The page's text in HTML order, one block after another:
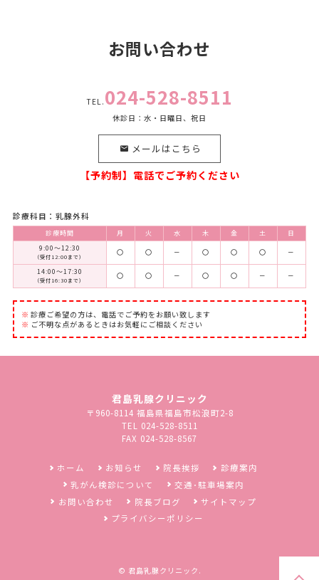
お問い合わせ
TEL. 024-528-8511
休診日：水・日曜日、祝日
メールはこちら
【予約制】電話でご予約ください
診療科目：乳腺外科
診療時間 月 火 水 木 金 土
日
9:00～12:30
（受付12:00まで） 〇 〇 － 〇 〇 〇 －
14:00～17:30
（受付16:30まで） 〇 〇 － 〇 〇 － －
診療ご希望の方は、電話でご予約をお願い致します
ご不明な点があるときはお気軽にご相談ください
君島乳腺クリニック
〒960-8114 福島県福島市松浪町2-8
TEL 024-528-8511
FAX 024-528-8567
ホーム お知らせ 院長挨拶
診療案内
乳がん検診について
交通･駐車場案内
お問い合わせ
院長ブログ
サイトマップ
プライバシーポリシー
© 君島乳腺クリニック .